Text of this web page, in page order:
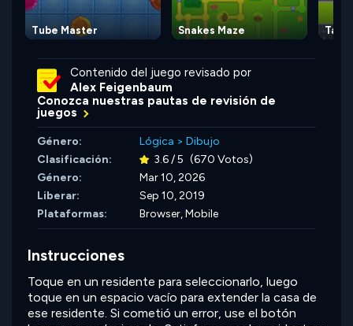
Tube Master Snakes Maze Taxi
Contenido del juego revisado por
Alex Feigenbaum
Conozca nuestras pautas de revisión de
juegos
Género: Lógica > Dibujo
Clasificación:
3.6 / 5 (670 Votos)
Género:
Mar 10, 2026
Liberar:
Sep 10, 2019
Plataformas:
Browser, Mobile
Instrucciones
Toque en un residente para seleccionarlo, luego
toque en un espacio vacío para extender la casa de
ese residente. Si cometió un error, use el botón